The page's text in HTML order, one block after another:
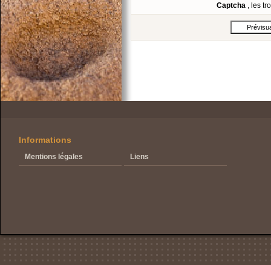
Captcha , les
Informations
Mentions légales Liens